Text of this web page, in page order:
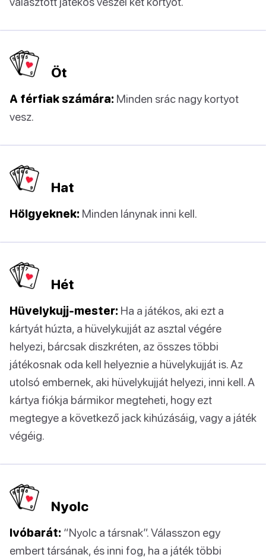
Öt
A férfiak számára: Minden srác nagy kortyot
vesz.
Hat
Hölgyeknek: Minden lánynak inni kell.
Hét
Hüvelykujj-mester: Ha a játékos, aki ezt a
kártyát húzta, a hüvelykujját az asztal végére
helyezi, bárcsak diszkréten, az összes többi
játékosnak oda kell helyeznie a hüvelykujját is. Az
utolsó embernek, aki hüvelykujját helyezi, inni kell. A
kártya fiókja bármikor megteheti, hogy ezt
megtegye a következő jack kihúzásáig, vagy a játék
végéig.
Nyolc
Ivóbarát: “Nyolc a társnak”. Válasszon egy
embert társának, és inni fog, ha a játék többi